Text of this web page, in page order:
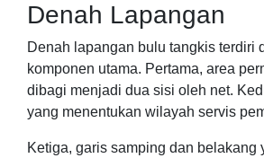
Denah Lapangan
Denah lapangan bulu tangkis terdiri
komponen utama. Pertama, area
dibagi menjadi dua sisi oleh net.
yang menentukan wilayah servis
Ketiga, garis samping dan belakang